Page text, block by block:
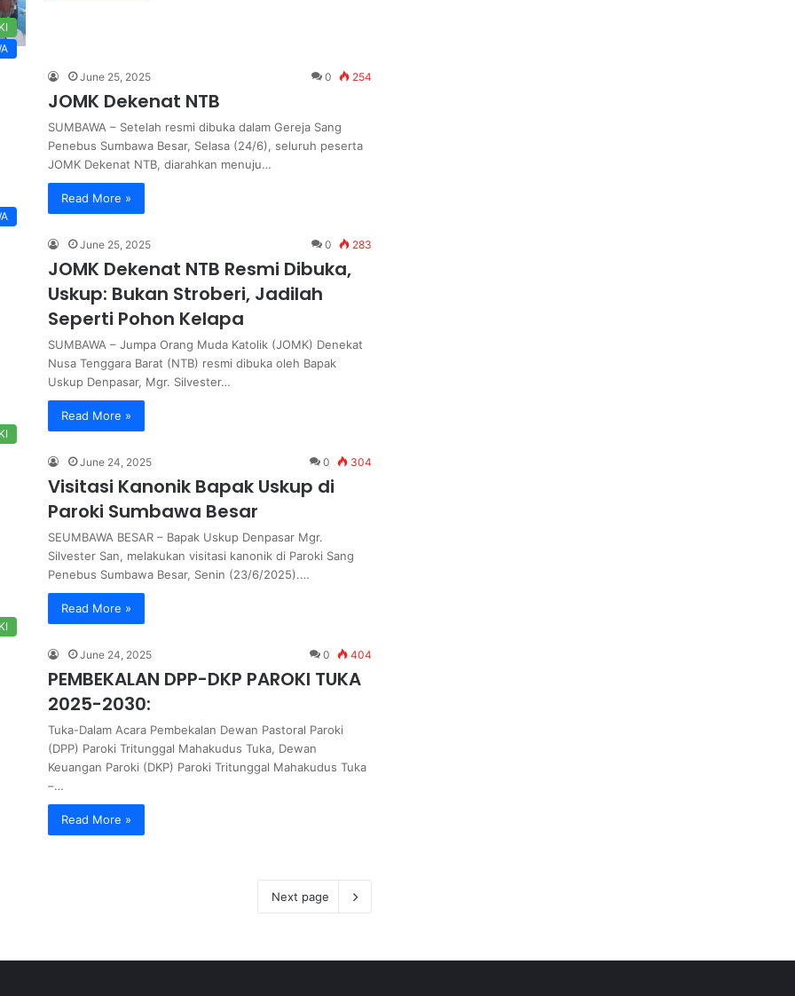
June 25, 2025 0 254
JOMK Dekenat NTB
SUMBAWA – Setelah resmi dibuka dalam Gereja Sang
Penebus Sumbawa Besar, Selasa (24/6), seluruh peserta
JOMK Dekenat NTB, diarahkan menuju…
Read More »
June 25, 2025 0 283
JOMK Dekenat NTB Resmi Dibuka,
Uskup: Bukan Stroberi, Jadilah
Seperti Pohon Kelapa
SUMBAWA – Jumpa Orang Muda Katolik (JOMK) Denekat
Nusa Tenggara Barat (NTB) resmi dibuka oleh Bapak
Uskup Denpasar, Mgr. Silvester…
Read More »
June 24, 2025 0 304
Visitasi Kanonik Bapak Uskup di
Paroki Sumbawa Besar
SEUMBAWA BESAR – Bapak Uskup Denpasar Mgr.
Silvester San, melakukan visitasi kanonik di Paroki Sang
Penebus Sumbawa Besar, Senin (23/6/2025).…
Read More »
June 24, 2025 0 404
PEMBEKALAN DPP-DKP PAROKI TUKA
2025-2030:
Tuka-Dalam Acara Pembekalan Dewan Pastoral Paroki
(DPP) Paroki Tritunggal Mahakudus Tuka, Dewan
Keuangan Paroki (DKP) Paroki Tritunggal Mahakudus Tuka
–…
Read More »
Next page